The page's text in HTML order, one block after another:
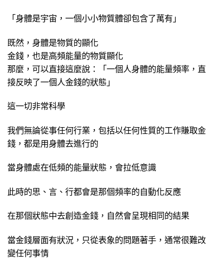
「身體是宇宙，一個小小物質體卻包含了萬有」
既然，身體是物質的顯化
金錢，也是高頻能量的物質顯化
那麼，可以直接這麼說：「一個人身體的能量頻率，直
接反映了一個人金錢的狀態」
這一切非常科學
我們無論從事任何行業，包括以任何性質的工作賺取金
錢，都是用身體去進行的
當身體處在低頻的能量狀態，會拉低意識
此時的思、言、行都會是那個頻率的自動化反應
在那個狀態中去創造金錢，自然會呈現相同的結果
當金錢層面有狀況，只從表象的問題著手，通常很難改
變任何事情